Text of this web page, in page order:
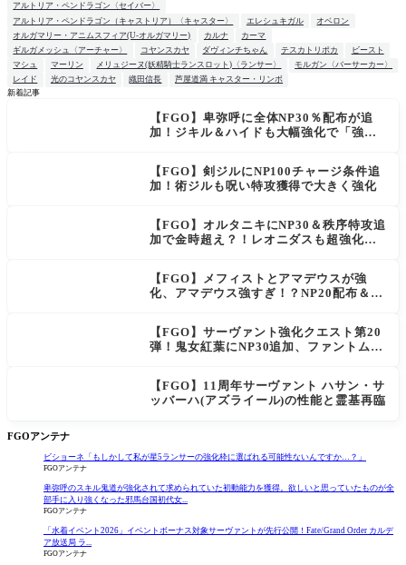
アルトリア・ペンドラゴン〈セイバー〉
アルトリア・ペンドラゴン（キャストリア）〈キャスター〉
エレシュキガル
オベロン
オルガマリー・アニムスフィア(U-オルガマリー)
カルナ
カーマ
ギルガメッシュ〈アーチャー〉
コヤンスカヤ ダヴィンチちゃん テスカトリポカ
ビースト
マシュ
マーリン メリュジーヌ(妖精騎士ランスロット)〈ランサー〉
モルガン〈バーサーカー〉
レイド
光のコヤンスカヤ 織田信長
芦屋道満 キャスター・リンボ
新着記事
【FGO】卑弥呼に全体NP30％配布が追
加！ジキル＆ハイドも大幅強化で「強す
【FGO】剣ジルにNP100チャージ条件追
加！術ジルも呪い特攻獲得で大きく強化
【FGO】オルタニキにNP30＆秩序特攻追
加で金時超え？！レオニダスも超強化で
【FGO】メフィストとアマデウスが強
化、アマデウス強すぎ！？NP20配布＆Ar
【FGO】サーヴァント強化クエスト第20
弾！鬼女紅葉にNP30追加、ファントムも
【FGO】11周年サーヴァント ハサン・サ
ッバーハ(アズライール)の性能と霊基再臨
FGOアンテナ
ビショーネ「もしかして私が星5ランサーの強化枠に選ばれる可能性ないんですか…？」
FGOアンテナ
卑弥呼のスキル鬼道が強化されて求められていた初動能力を獲得。欲しいと思っていたものが全
部手に入り強くなった邪馬台国初代女...
FGOアンテナ
「水着イベント2026」イベントボーナス対象サーヴァントが先行公開！Fate/Grand Order カルデ
ア放送局 ラ...
FGOアンテナ